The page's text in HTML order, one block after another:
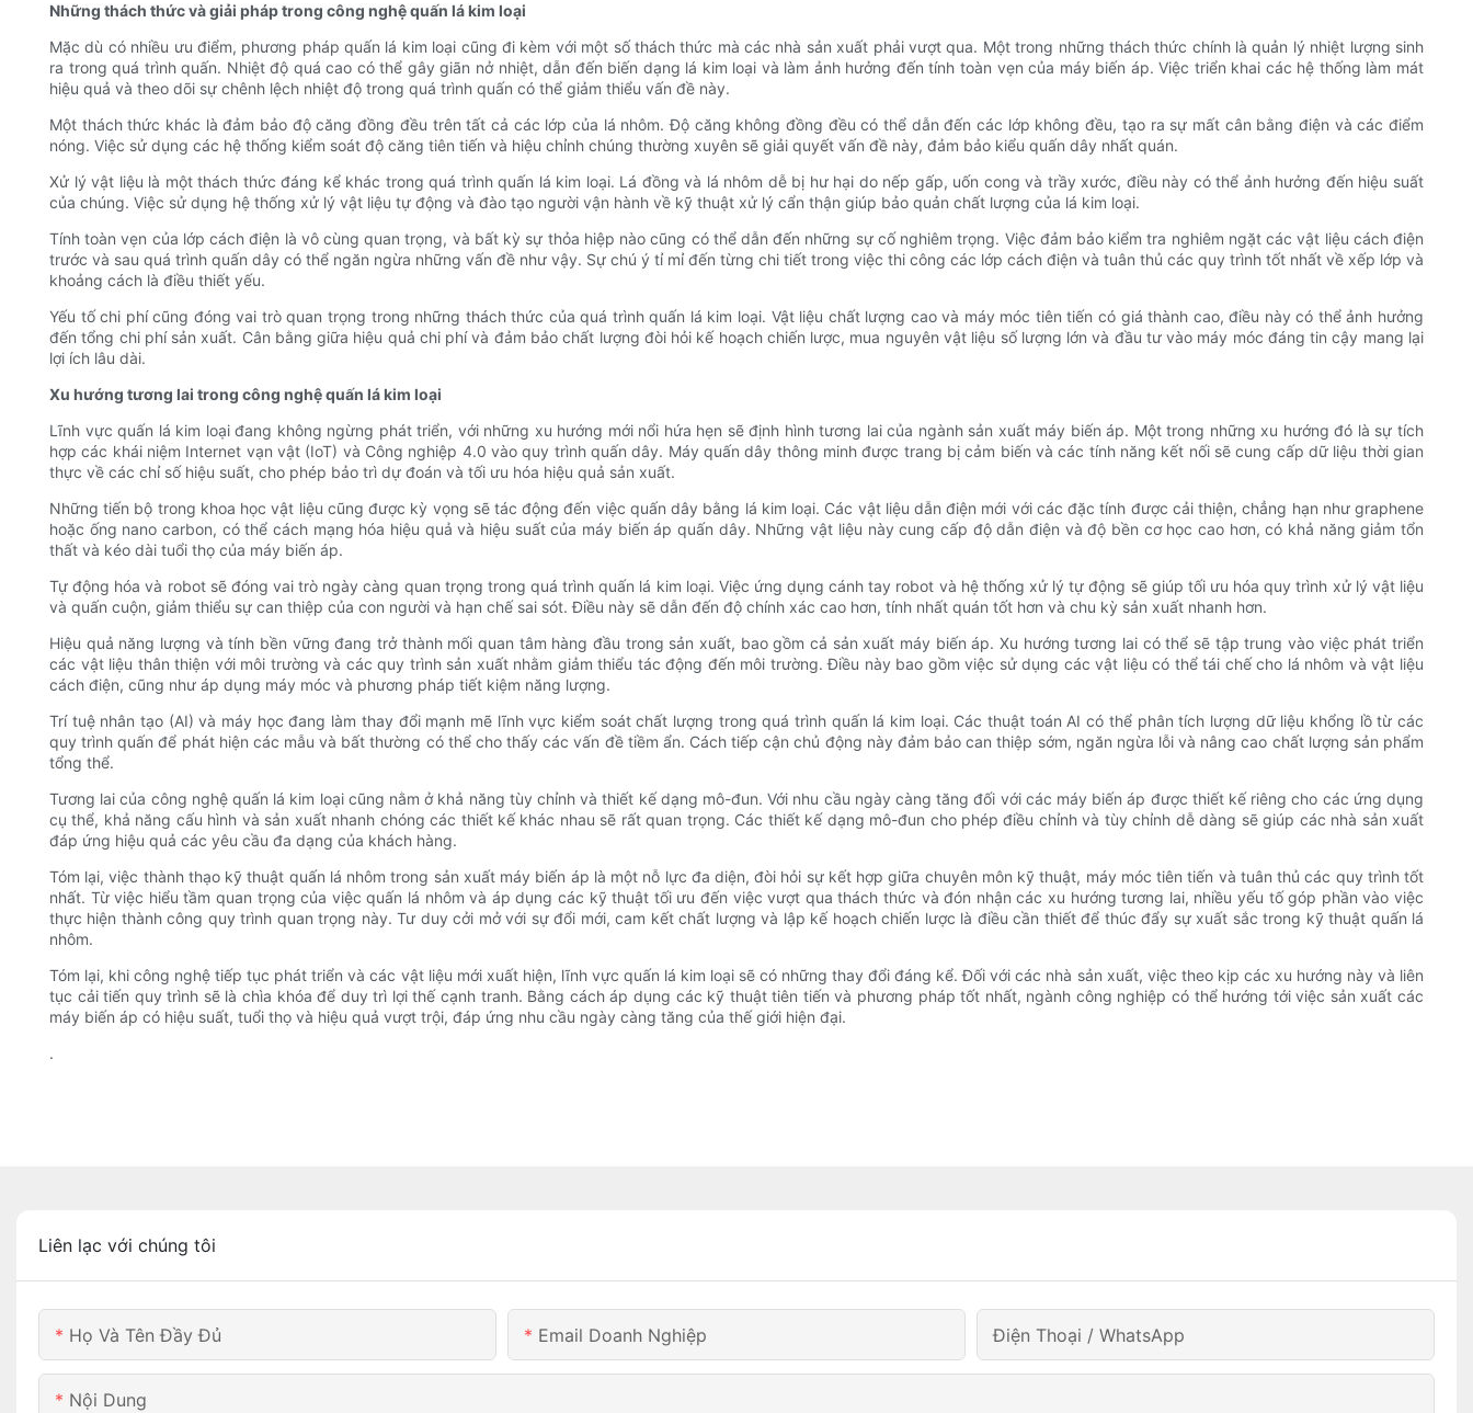
Những thách thức và giải pháp trong công nghệ quấn lá kim loại
Mặc dù có nhiều ưu điểm, phương pháp quấn lá kim loại cũng đi kèm với một số thách thức mà các nhà sản xuất phải vượt qua. Một trong những thách thức chính là quản lý nhiệt lượng sinh
ra trong quá trình quấn. Nhiệt độ quá cao có thể gây giãn nở nhiệt, dẫn đến biến dạng lá kim loại và làm ảnh hưởng đến tính toàn vẹn của máy biến áp. Việc triển khai các hệ thống làm mát
hiệu quả và theo dõi sự chênh lệch nhiệt độ trong quá trình quấn có thể giảm thiểu vấn đề này.
Một thách thức khác là đảm bảo độ căng đồng đều trên tất cả các lớp của lá nhôm. Độ căng không đồng đều có thể dẫn đến các lớp không đều, tạo ra sự mất cân bằng điện và các điểm
nóng. Việc sử dụng các hệ thống kiểm soát độ căng tiên tiến và hiệu chỉnh chúng thường xuyên sẽ giải quyết vấn đề này, đảm bảo kiểu quấn dây nhất quán.
Xử lý vật liệu là một thách thức đáng kể khác trong quá trình quấn lá kim loại. Lá đồng và lá nhôm dễ bị hư hại do nếp gấp, uốn cong và trầy xước, điều này có thể ảnh hưởng đến hiệu suất
của chúng. Việc sử dụng hệ thống xử lý vật liệu tự động và đào tạo người vận hành về kỹ thuật xử lý cẩn thận giúp bảo quản chất lượng của lá kim loại.
Tính toàn vẹn của lớp cách điện là vô cùng quan trọng, và bất kỳ sự thỏa hiệp nào cũng có thể dẫn đến những sự cố nghiêm trọng. Việc đảm bảo kiểm tra nghiêm ngặt các vật liệu cách điện
trước và sau quá trình quấn dây có thể ngăn ngừa những vấn đề như vậy. Sự chú ý tỉ mỉ đến từng chi tiết trong việc thi công các lớp cách điện và tuân thủ các quy trình tốt nhất về xếp lớp và
khoảng cách là điều thiết yếu.
Yếu tố chi phí cũng đóng vai trò quan trọng trong những thách thức của quá trình quấn lá kim loại. Vật liệu chất lượng cao và máy móc tiên tiến có giá thành cao, điều này có thể ảnh hưởng
đến tổng chi phí sản xuất. Cân bằng giữa hiệu quả chi phí và đảm bảo chất lượng đòi hỏi kế hoạch chiến lược, mua nguyên vật liệu số lượng lớn và đầu tư vào máy móc đáng tin cậy mang lại
lợi ích lâu dài.
Xu hướng tương lai trong công nghệ quấn lá kim loại
Lĩnh vực quấn lá kim loại đang không ngừng phát triển, với những xu hướng mới nổi hứa hẹn sẽ định hình tương lai của ngành sản xuất máy biến áp. Một trong những xu hướng đó là sự tích
hợp các khái niệm Internet vạn vật (IoT) và Công nghiệp 4.0 vào quy trình quấn dây. Máy quấn dây thông minh được trang bị cảm biến và các tính năng kết nối sẽ cung cấp dữ liệu thời gian
thực về các chỉ số hiệu suất, cho phép bảo trì dự đoán và tối ưu hóa hiệu quả sản xuất.
Những tiến bộ trong khoa học vật liệu cũng được kỳ vọng sẽ tác động đến việc quấn dây bằng lá kim loại. Các vật liệu dẫn điện mới với các đặc tính được cải thiện, chẳng hạn như graphene
hoặc ống nano carbon, có thể cách mạng hóa hiệu quả và hiệu suất của máy biến áp quấn dây. Những vật liệu này cung cấp độ dẫn điện và độ bền cơ học cao hơn, có khả năng giảm tổn
thất và kéo dài tuổi thọ của máy biến áp.
Tự động hóa và robot sẽ đóng vai trò ngày càng quan trọng trong quá trình quấn lá kim loại. Việc ứng dụng cánh tay robot và hệ thống xử lý tự động sẽ giúp tối ưu hóa quy trình xử lý vật liệu
và quấn cuộn, giảm thiểu sự can thiệp của con người và hạn chế sai sót. Điều này sẽ dẫn đến độ chính xác cao hơn, tính nhất quán tốt hơn và chu kỳ sản xuất nhanh hơn.
Hiệu quả năng lượng và tính bền vững đang trở thành mối quan tâm hàng đầu trong sản xuất, bao gồm cả sản xuất máy biến áp. Xu hướng tương lai có thể sẽ tập trung vào việc phát triển
các vật liệu thân thiện với môi trường và các quy trình sản xuất nhằm giảm thiểu tác động đến môi trường. Điều này bao gồm việc sử dụng các vật liệu có thể tái chế cho lá nhôm và vật liệu
cách điện, cũng như áp dụng máy móc và phương pháp tiết kiệm năng lượng.
Trí tuệ nhân tạo (AI) và máy học đang làm thay đổi mạnh mẽ lĩnh vực kiểm soát chất lượng trong quá trình quấn lá kim loại. Các thuật toán AI có thể phân tích lượng dữ liệu khổng lồ từ các
quy trình quấn để phát hiện các mẫu và bất thường có thể cho thấy các vấn đề tiềm ẩn. Cách tiếp cận chủ động này đảm bảo can thiệp sớm, ngăn ngừa lỗi và nâng cao chất lượng sản phẩm
tổng thể.
Tương lai của công nghệ quấn lá kim loại cũng nằm ở khả năng tùy chỉnh và thiết kế dạng mô-đun. Với nhu cầu ngày càng tăng đối với các máy biến áp được thiết kế riêng cho các ứng dụng
cụ thể, khả năng cấu hình và sản xuất nhanh chóng các thiết kế khác nhau sẽ rất quan trọng. Các thiết kế dạng mô-đun cho phép điều chỉnh và tùy chỉnh dễ dàng sẽ giúp các nhà sản xuất
đáp ứng hiệu quả các yêu cầu đa dạng của khách hàng.
Tóm lại, việc thành thạo kỹ thuật quấn lá nhôm trong sản xuất máy biến áp là một nỗ lực đa diện, đòi hỏi sự kết hợp giữa chuyên môn kỹ thuật, máy móc tiên tiến và tuân thủ các quy trình tốt
nhất. Từ việc hiểu tầm quan trọng của việc quấn lá nhôm và áp dụng các kỹ thuật tối ưu đến việc vượt qua thách thức và đón nhận các xu hướng tương lai, nhiều yếu tố góp phần vào việc
thực hiện thành công quy trình quan trọng này. Tư duy cởi mở với sự đổi mới, cam kết chất lượng và lập kế hoạch chiến lược là điều cần thiết để thúc đẩy sự xuất sắc trong kỹ thuật quấn lá
nhôm.
Tóm lại, khi công nghệ tiếp tục phát triển và các vật liệu mới xuất hiện, lĩnh vực quấn lá kim loại sẽ có những thay đổi đáng kể. Đối với các nhà sản xuất, việc theo kịp các xu hướng này và liên
tục cải tiến quy trình sẽ là chìa khóa để duy trì lợi thế cạnh tranh. Bằng cách áp dụng các kỹ thuật tiên tiến và phương pháp tốt nhất, ngành công nghiệp có thể hướng tới việc sản xuất các
máy biến áp có hiệu suất, tuổi thọ và hiệu quả vượt trội, đáp ứng nhu cầu ngày càng tăng của thế giới hiện đại.
.
Liên lạc với chúng tôi
Họ Và Tên Đầy Đủ Email Doanh Nghiệp Điện Thoại / WhatsApp
Nội Dung